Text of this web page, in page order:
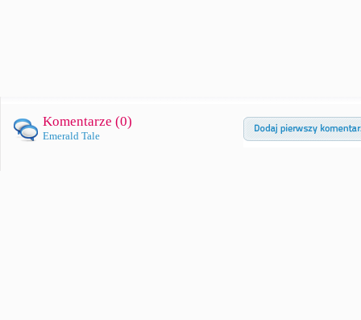
Komentarze (0)
Emerald Tale